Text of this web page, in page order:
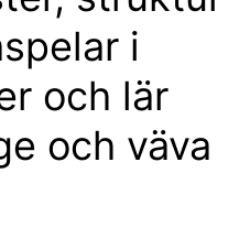
i
och lär
och väva